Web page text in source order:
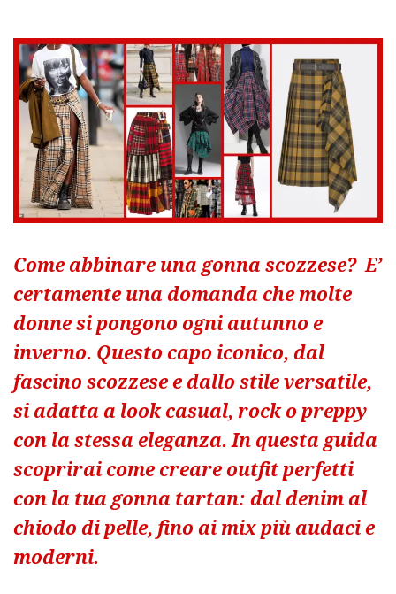
Come abbinare una gonna scozzese? E’
certamente una domanda che molte
donne si pongono ogni autunno e
inverno. Questo capo iconico, dal
fascino scozzese e dallo stile versatile,
si adatta a look casual, rock o preppy
con la stessa eleganza. In questa guida
scoprirai come creare outfit perfetti
con la tua gonna tartan: dal denim al
chiodo di pelle, fino ai mix più audaci e
moderni.